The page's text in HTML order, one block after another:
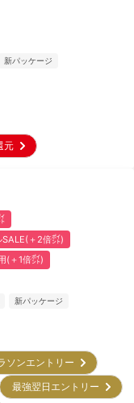
新パッケージ
元
SALE(＋2倍㌽)
(＋1倍㌽)
新パッケージ
ソンエントリー
最強翌日エントリー